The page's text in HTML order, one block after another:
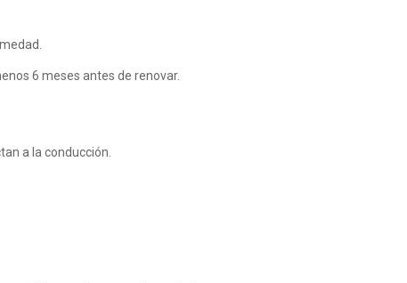
6 meses antes de renovar.
a la conducción.